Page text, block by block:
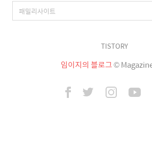
TISTORY
임이지의 블로그©